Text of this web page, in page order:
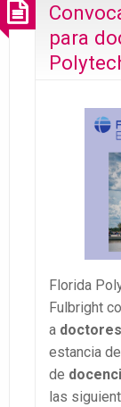
para
Florida
Fulbright
a
estancia de
de
las